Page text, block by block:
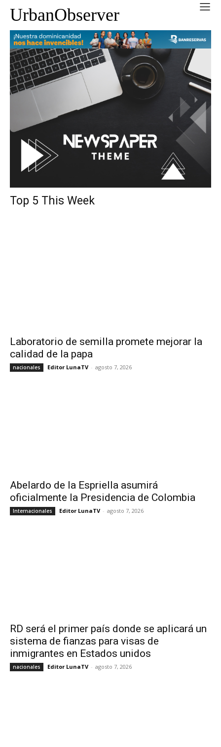
UrbanObserver
Top 5 This Week
Laboratorio de semilla promete mejorar la
calidad de la papa
nacionales Editor LunaTV - agosto 7, 2026
Abelardo de la Espriella asumirá
oficialmente la Presidencia de Colombia
Internacionales Editor LunaTV - agosto 7, 2026
RD será el primer país donde se aplicará un
sistema de fianzas para visas de
inmigrantes en Estados unidos
nacionales Editor LunaTV - agosto 7, 2026